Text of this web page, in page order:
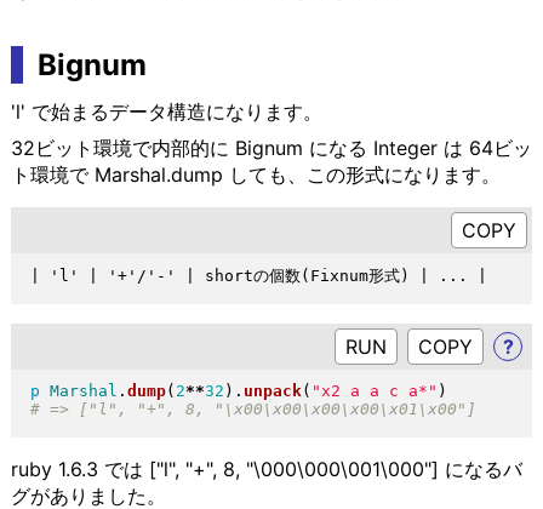
Bignum
'l' で始まるデータ構造になります。
32ビット環境で内部的に Bignum になる Integer は 64ビッ
ト環境で Marshal.dump しても、この形式になります。
RUN ?
p Marshal . dump( 2**32 ) . unpack( "x2 a a c a* " )
ruby 1.6.3 では ["l", "+", 8, "\000\000\001\000"] になるバ
グがありました。